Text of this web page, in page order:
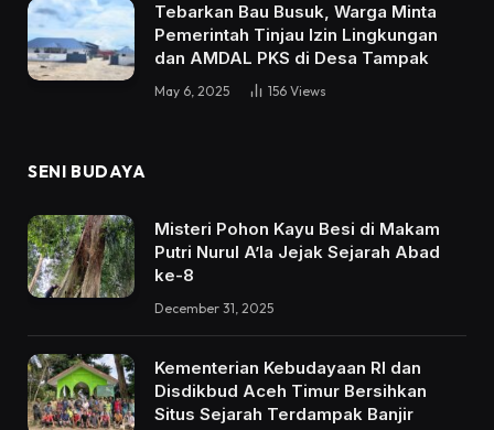
Tebarkan Bau Busuk, Warga Minta
Pemerintah Tinjau Izin Lingkungan
dan AMDAL PKS di Desa Tampak
May 6, 2025 156 Views
SENI BUDAYA
Misteri Pohon Kayu Besi di Makam
Putri Nurul A’la Jejak Sejarah Abad
ke-8
December 31, 2025
Kementerian Kebudayaan RI dan
Disdikbud Aceh Timur Bersihkan
Situs Sejarah Terdampak Banjir